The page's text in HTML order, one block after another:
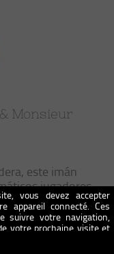
vous devez accepter
appareil connecté. Ces
suivre votre navigation,
votre prochaine visite et
paramétrer les traceurs:
et-autres-
Monsieur
este imán
jugadores
x 0,5 cm –